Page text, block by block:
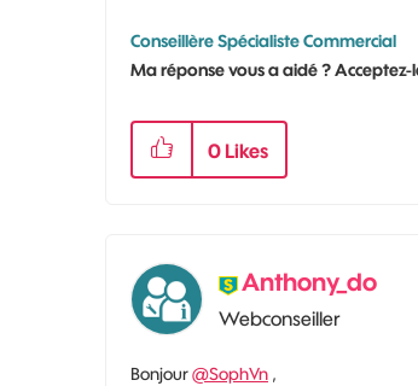
Conseillère Spécialiste Commercial
Ma réponse vous a aidé ?
0 Likes
Anthony_do
Webconseiller
Bonjour@SophVn ,